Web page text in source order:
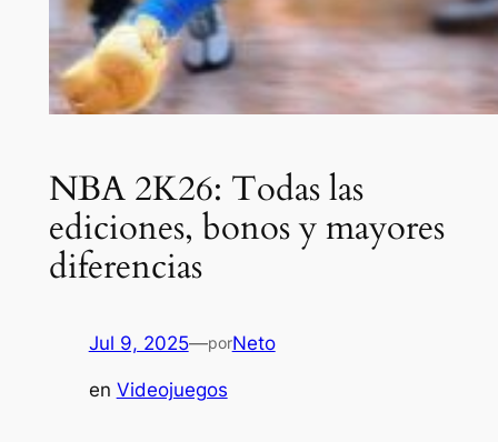
NBA 2K26: Todas las
ediciones, bonos y mayores
diferencias
Jul 9, 2025—porNeto
en Videojuegos